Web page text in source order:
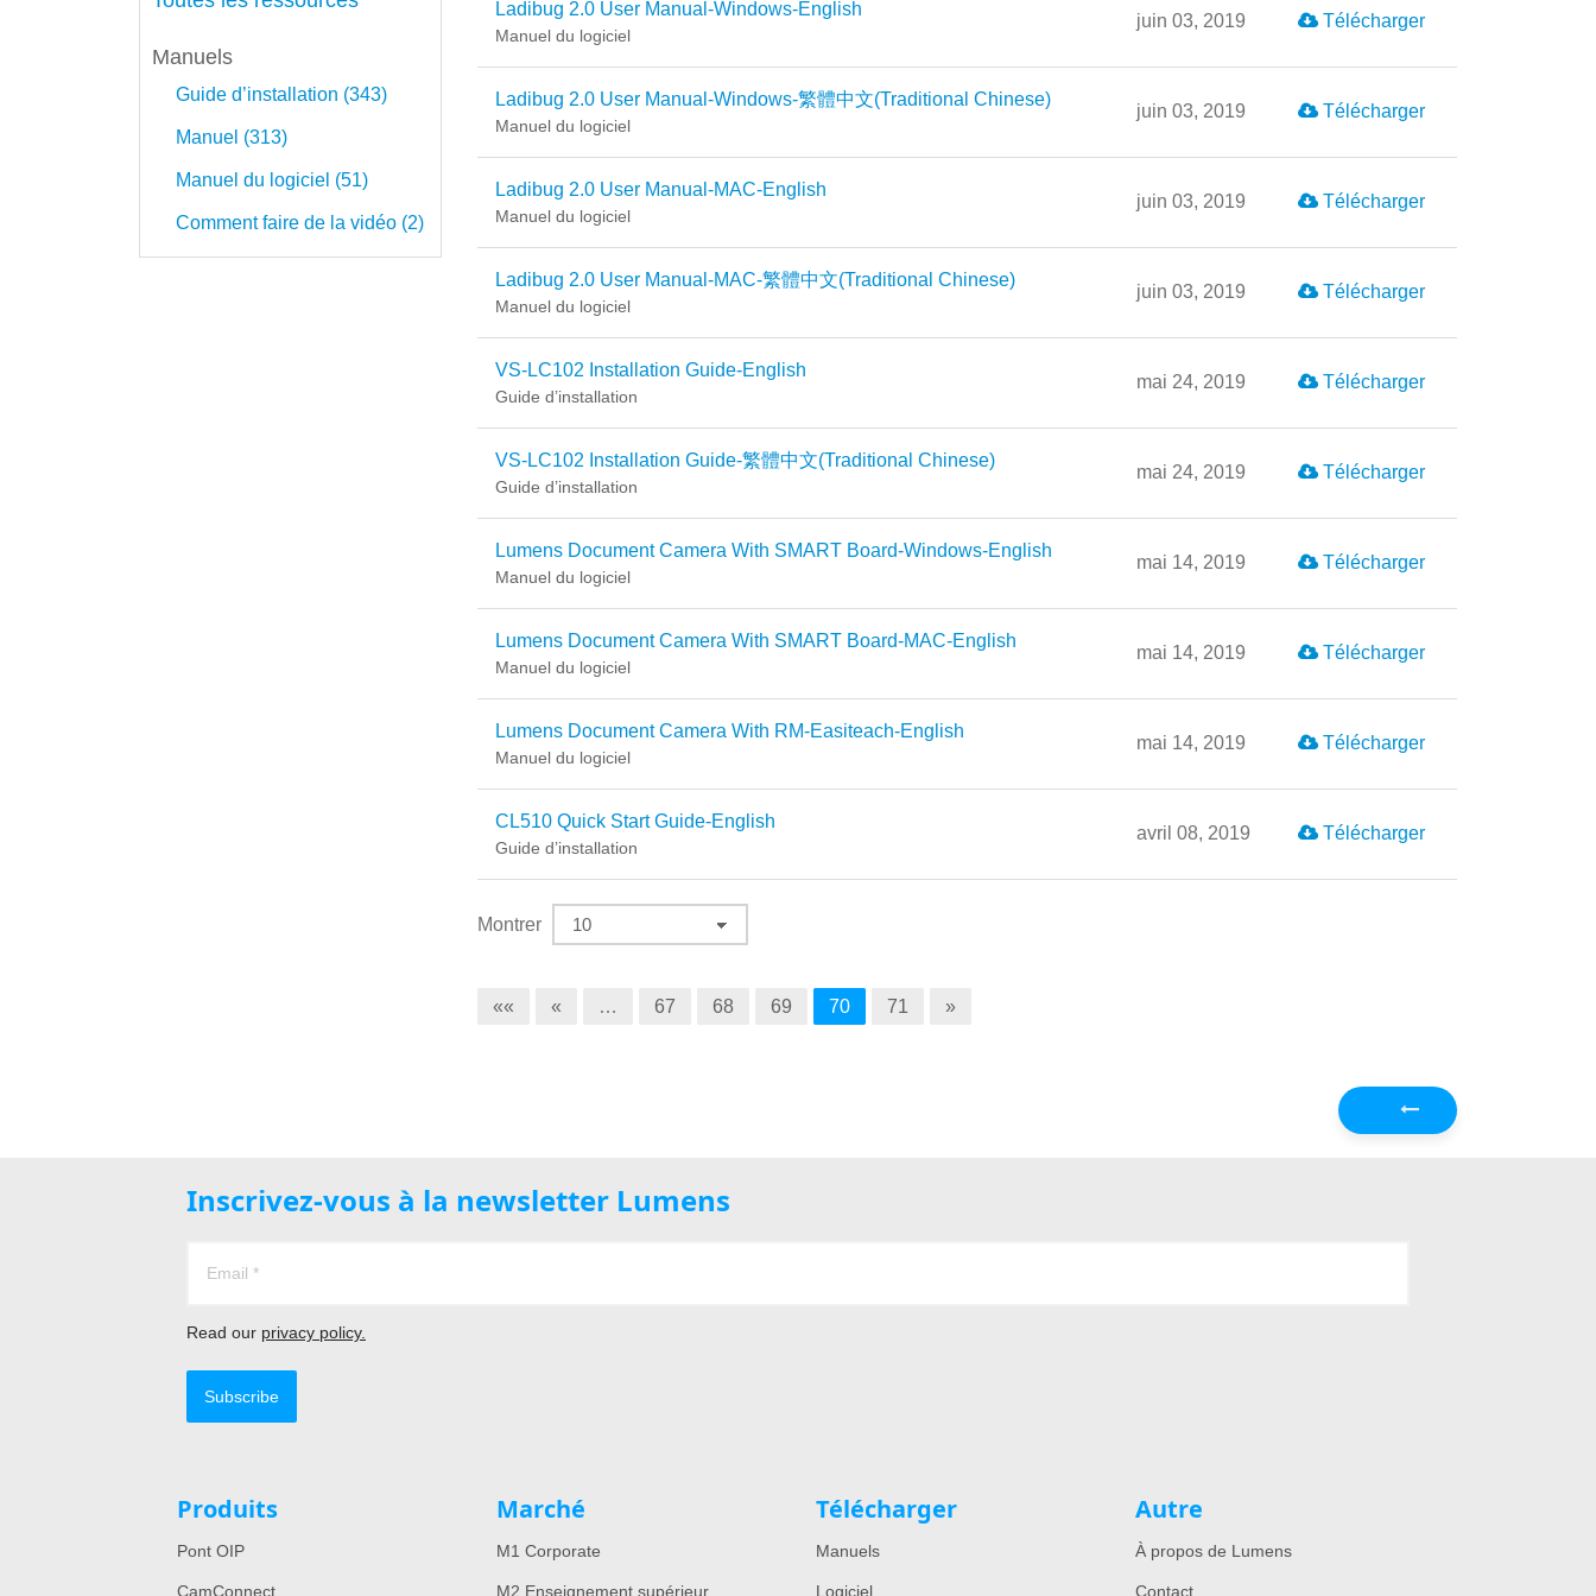
Manuels
Guide d’installation (343)
Manuel (313)
Manuel du logiciel (51)
Comment faire de la vidéo (2)
Ladibug 2.0 User Manual-Windows-English
Manuel du logiciel
juin 03, 2019 Télécharger
Ladibug 2.0 User Manual-Windows-繁體中文(Traditional Chinese)
Manuel du logiciel
juin 03, 2019 Télécharger
Ladibug 2.0 User Manual-MAC-English
Manuel du logiciel
juin 03, 2019 Télécharger
Ladibug 2.0 User Manual-MAC-繁體中文(Traditional Chinese)
Manuel du logiciel
juin 03, 2019 Télécharger
VS-LC102 Installation Guide-English
Guide d’installation
mai 24, 2019 Télécharger
VS-LC102 Installation Guide-繁體中文(Traditional Chinese)
Guide d’installation
mai 24, 2019 Télécharger
Lumens Document Camera With SMART Board-Windows-English
Manuel du logiciel
mai 14, 2019 Télécharger
Lumens Document Camera With SMART Board-MAC-English
Manuel du logiciel
mai 14, 2019 Télécharger
Lumens Document Camera With RM-Easiteach-English
Manuel du logiciel
mai 14, 2019 Télécharger
CL510 Quick Start Guide-English
Guide d’installation
avril 08, 2019 Télécharger
Montrer
«« « … 67 68 69 70 71 »
Inscrivez-vous à la newsletter Lumens
Read our privacy policy.
Subscribe
Produits
Pont OIP
CamConnect
Marché
M1 Corporate
M2 Enseignement supérieur
Télécharger
Manuels
Logiciel
Autre
À propos de Lumens
Contact